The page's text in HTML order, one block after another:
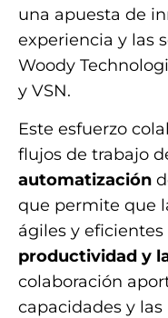
una apuesta de
experiencia y las
Woody
y VSN.
Este esfuerzo
flujos de trabajo
automatización
que permite que
ágiles y
productividad y
colaboración
capacidades y